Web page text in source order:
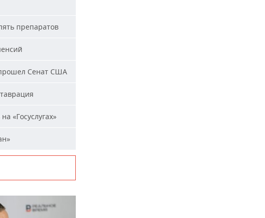
препаратов
Сенат США
«Госуслугах»